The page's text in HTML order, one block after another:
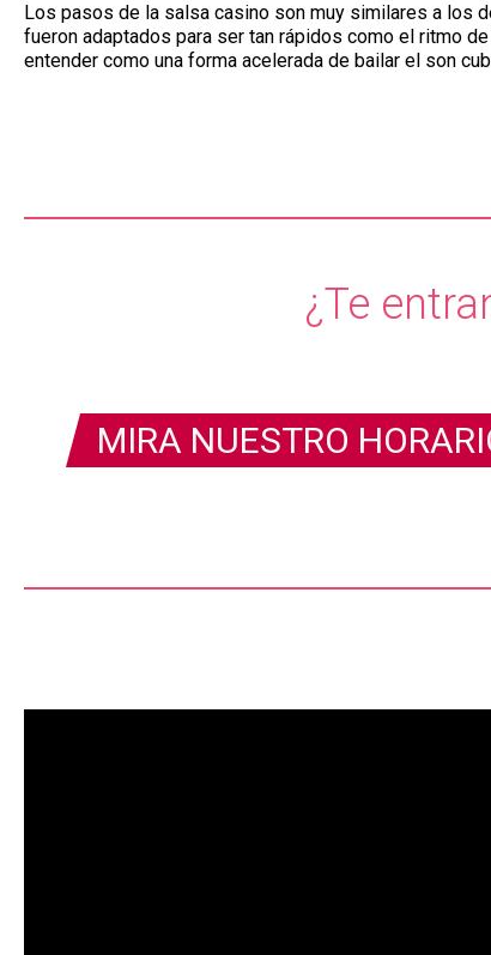
Los pasos de la salsa casino son muy similares a los
fueron adaptados para ser tan rápidos como el ritmo
entender como una forma acelerada de bailar el son
¿Te
MIRA NUESTRO